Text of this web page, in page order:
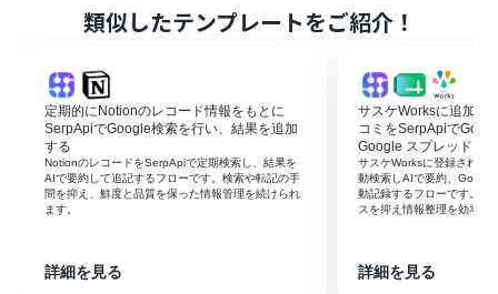
はじめに、NotionとSerpApiをYoomと連携します。
次に、トリガーでスケジュールトリガー機能を選択し、
「スケジュールトリガー」アクションでフローを起動した
い日時や頻度を設定します。
次に、オペレーションでSerpApiを選択し、「Google検
索の結果を取得」アクションで検索したいキーワードなど
を設定します。
クションを設定し、取得した検索結果を要約するなどの
処理を行います。
類似したテンプレートをご紹介！
定期的にNotionのレコード情報をもとに
SerpApiでGoogle検索を行い、結果を追加
する
NotionのレコードをSerpApiで定期検索し、結果を
AIで要約して追記するフローです。検索や転記の手
間を抑え、鮮度と品質を保った情報管理を続けられ
ます。
詳細を見る
サスケWorksに追加さ
コミをSerpApiで
Google スプレッドシ
サスケWorksに登録された
動検索しAIで要約、
動記録するフローです。検
スを抑え情報整理を効率化
詳細を見る